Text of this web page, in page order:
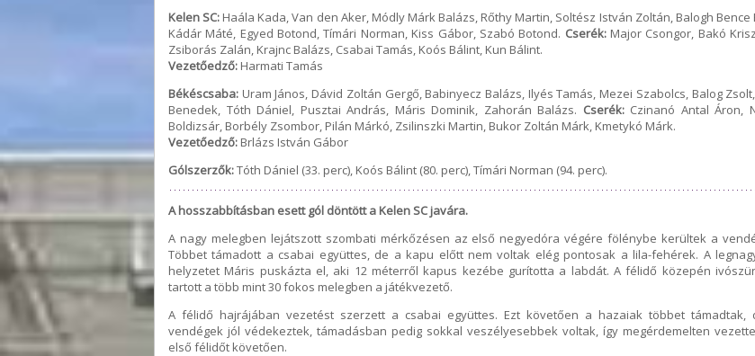
Kelen SC: Haála Kada, Van den Aker, Módly Márk Balázs, Rőthy Martin, Soltész István Zoltán, Balogh Bence
Kádár Máté, Egyed Botond, Tímári Norman, Kiss Gábor, Szabó Botond. Cserék:Major Csongor, Bakó
Zsiborás Zalán, Krajnc Balázs, Csabai Tamás, Koós Bálint, Kun Bálint.
Vezetőedző: Harmati Tamás
Békéscsaba: Uram János, Dávid Zoltán Gergő, Babinyecz Balázs, Ilyés Tamás, Mezei Szabolcs, Balog
Benedek, Tóth Dániel, Pusztai András, Máris Dominik, Zahorán Balázs. Cserék:Czinanó Antal Áron,
Boldizsár, Borbély Zsombor, Pilán Márkó, Zsilinszki Martin, Bukor Zoltán Márk, Kmetykó Márk.
Vezetőedző: Brlázs István Gábor
Gólszerzők:Tóth Dániel (33. perc), Koós Bálint (80. perc), Tímári Norman (94. perc).
A hosszabbításban esett gól döntött a Kelen SC javára.
A nagy melegben lejátszott szombati mérkőzésen az első negyedóra végére fölénybe kerültek a
Többet támadott a csabai együttes, de a kapu előtt nem voltak elég pontosak a lila-fehérek. A
helyzetet Máris puskázta el, aki 12 méterről kapus kezébe gurította a labdát. A félidő közepén
tartott a több mint 30 fokos melegben a játékvezető.
A félidő hajrájában vezetést szerzett a csabai együttes. Ezt követően a hazaiak többet támadtak,
vendégek jól védekeztek, támadásban pedig sokkal veszélyesebbek voltak, így megérdemelten
első félidőt követően.